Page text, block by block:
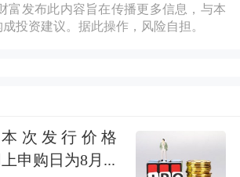
WIND，财联社整理）
歧指数看，交易型机构本
出节奏，30年国债期货低
已经震荡下行至120.1元
富发布此内容旨在传播更多信息，与本
投资建议。据此操作，风险自担。
次发行价格
申购日为8月...